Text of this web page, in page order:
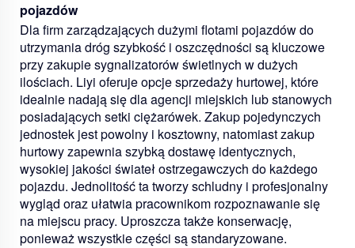
pojazdów
Dla firm zarządzających dużymi flotami pojazdów do
utrzymania dróg szybkość i oszczędności są kluczowe
przy zakupie sygnalizatorów świetlnych w dużych
ilościach. Liyi oferuje opcje sprzedaży hurtowej, które
idealnie nadają się dla agencji miejskich lub stanowych
posiadających setki ciężarówek. Zakup pojedynczych
jednostek jest powolny i kosztowny, natomiast zakup
hurtowy zapewnia szybką dostawę identycznych,
wysokiej jakości świateł ostrzegawczych do każdego
pojazdu. Jednolitość ta tworzy schludny i profesjonalny
wygląd oraz ułatwia pracownikom rozpoznawanie się
na miejscu pracy. Uproszcza także konserwację,
ponieważ wszystkie części są standaryzowane.